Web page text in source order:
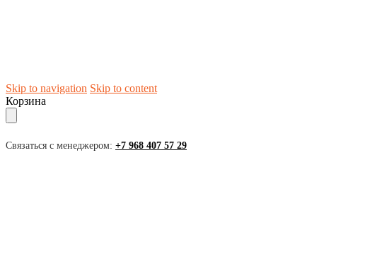
Skip to navigation Skip to content
Корзина
Связаться с менеджером: +7 968 407 57 29